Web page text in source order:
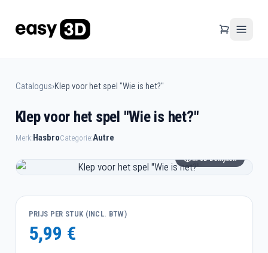
Catalogus›Klep voor het spel "Wie is het?"
Klep voor het spel "Wie is het?"
Merk:HasbroCategorie:Autre
In 3D bekijken
PRIJS PER STUK (INCL. BTW)
5,99 €